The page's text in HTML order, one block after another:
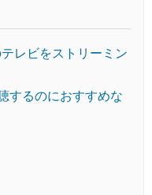
レビをストリーミン
するのにおすすめな